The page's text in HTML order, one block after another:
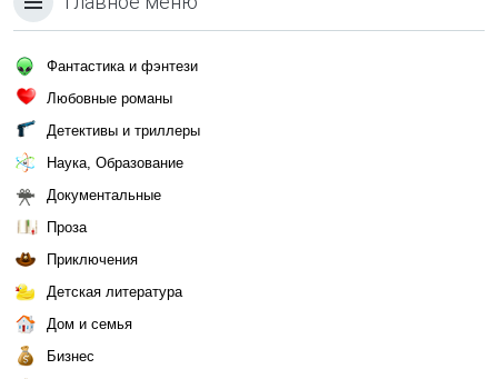
Фантастика и фэнтези
Любовные романы
Детективы и триллеры
Наука, Образование
Документальные
Проза
Приключения
Детская литература
Дом и семья
Бизнес